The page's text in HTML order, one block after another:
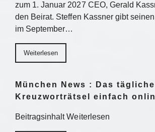
zum 1. Januar 2027 CEO, Gerald
den Beirat. Steffen Kassner gibt
im September…
Weiterlesen
München News : Das
Kreuzworträtsel einfach
Beitragsinhalt Weiterlesen